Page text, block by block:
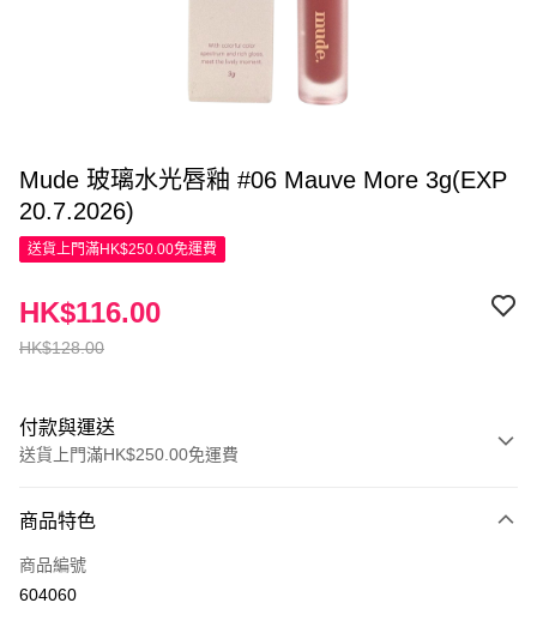
Mude 玻璃水光唇釉 #06 Mauve More 3g(EXP
20.7.2026)
送貨上門滿HK$250.00免運費
HK$128.00
HK$116.00
付款與運送
送貨上門滿HK$250.00免運費
信用卡
Apple Pay
商品特色
商品編號
604060